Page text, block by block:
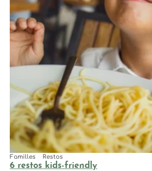
6 restos kids-friendly
Familles Restos